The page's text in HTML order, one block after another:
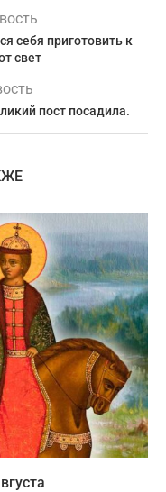
себя приготовить к
свет
пост посадила.